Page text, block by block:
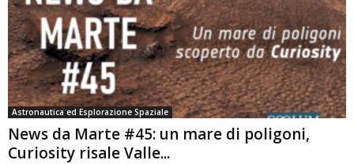
Astronautica ed Esplorazione Spaziale
News da Marte #45: un mare di poligoni,
Curiosity risale Valle...